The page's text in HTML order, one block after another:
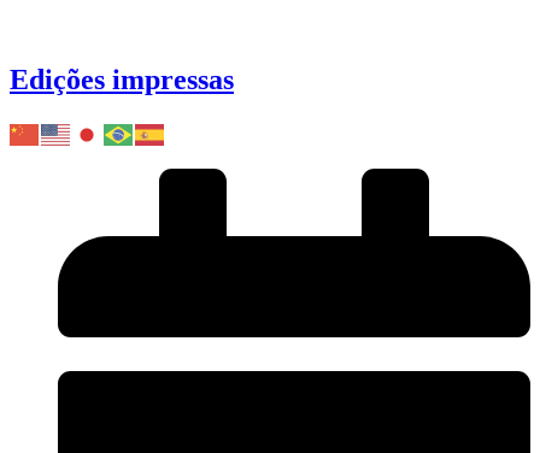
Edições impressas